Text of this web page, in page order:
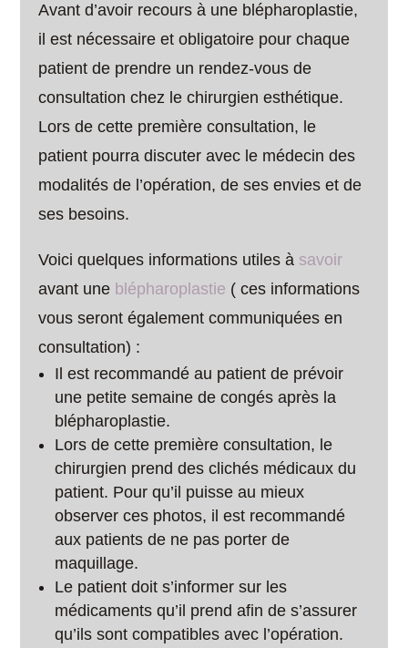
Avant d’avoir recours à une blépharoplastie,
il est nécessaire et obligatoire pour chaque
patient de prendre un rendez-vous de
consultation chez le chirurgien esthétique.
Lors de cette première consultation, le
patient pourra discuter avec le médecin des
modalités de l’opération, de ses envies et de
ses besoins.
Voici quelques informations utiles à savoir
avant une blépharoplastie ( ces informations
vous seront également communiquées en
consultation) :
Il est recommandé au patient de prévoir
une petite semaine de congés après la
blépharoplastie.
Lors de cette première consultation, le
chirurgien prend des clichés médicaux du
patient. Pour qu’il puisse au mieux
observer ces photos, il est recommandé
aux patients de ne pas porter de
maquillage.
Le patient doit s’informer sur les
médicaments qu’il prend afin de s’assurer
qu’ils sont compatibles avec l’opération.